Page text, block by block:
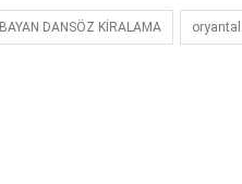
BAYAN DANSÖZ KİRALAMA